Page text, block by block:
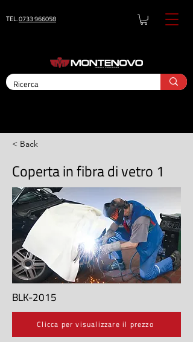
TEL.0733 966058
< Back
Coperta in fibra di vetro 1
BLK-2015
Clicca per visualizzare il prezzo